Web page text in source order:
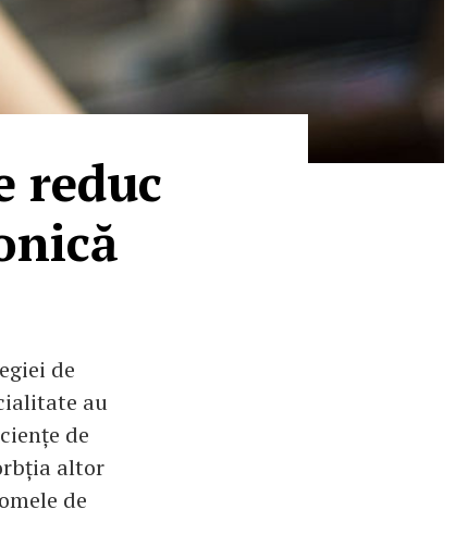
reduc
de
au
de
altor
de